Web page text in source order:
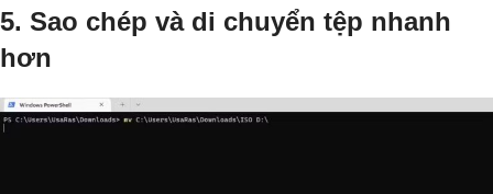
5. Sao chép và di chuyển tệp nhanh
hơn